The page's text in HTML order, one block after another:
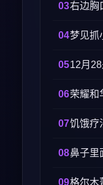
右边胸
梦见抓
12月
荣耀和
饥饿疗
鼻子里
格尔木